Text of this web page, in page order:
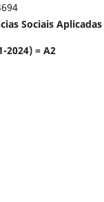
Sociais Aplicadas
2024) = A2